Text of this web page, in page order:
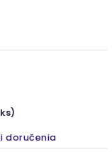
doručenia